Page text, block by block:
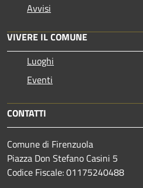
Avvisi
VIVERE IL COMUNE
Luoghi
Eventi
CONTATTI
Comune di Firenzuola
Piazza Don Stefano Casini 5
Codice Fiscale: 01175240488